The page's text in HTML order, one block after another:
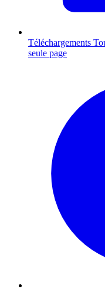
Téléchargements
seule page